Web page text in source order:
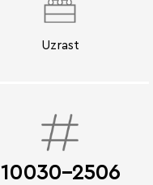
Uzrast
10030-2506